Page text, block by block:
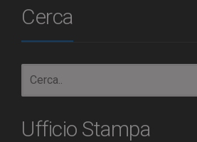
Cerca
Ufficio Stampa